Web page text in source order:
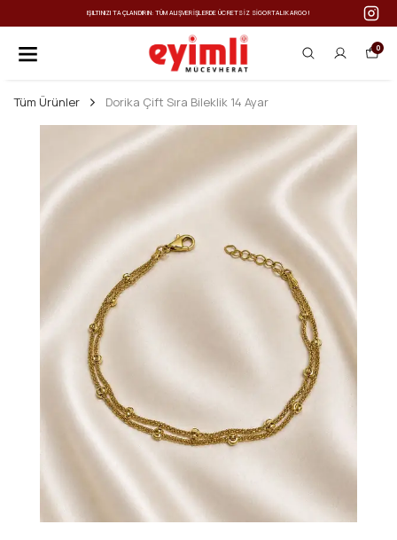
IŞILTINIZI TAÇLANDIRIN: TÜM ALIŞVERIŞLERDE ÜCRETSIZ SIGORTALI KARGO!
0
Tüm Ürünler Dorika Çift Sıra Bileklik 14 Ayar